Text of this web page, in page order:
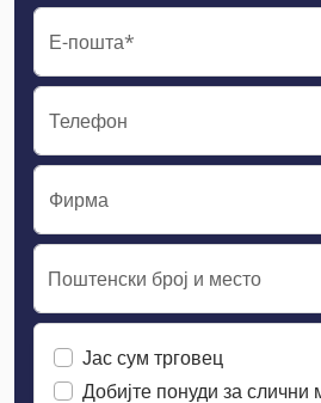
Е-пошта*
Телефон
Фирма
Поштенски број и место
Јас сум трговец
Добијте понуди за